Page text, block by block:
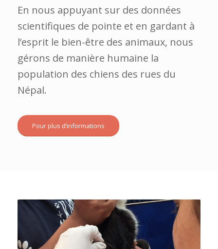
En nous appuyant sur des données
scientifiques de pointe et en gardant à
l’esprit le bien-être des animaux, nous
gérons de manière humaine la
population des chiens des rues du
Népal.